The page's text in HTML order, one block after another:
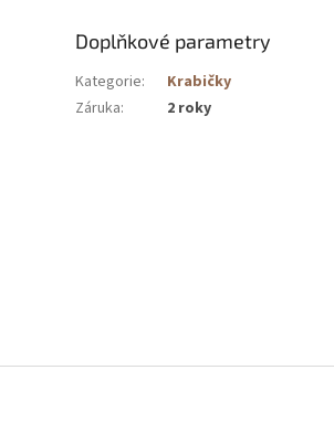
Doplňkové parametry
Kategorie:
Krabičky
Záruka: 2 roky